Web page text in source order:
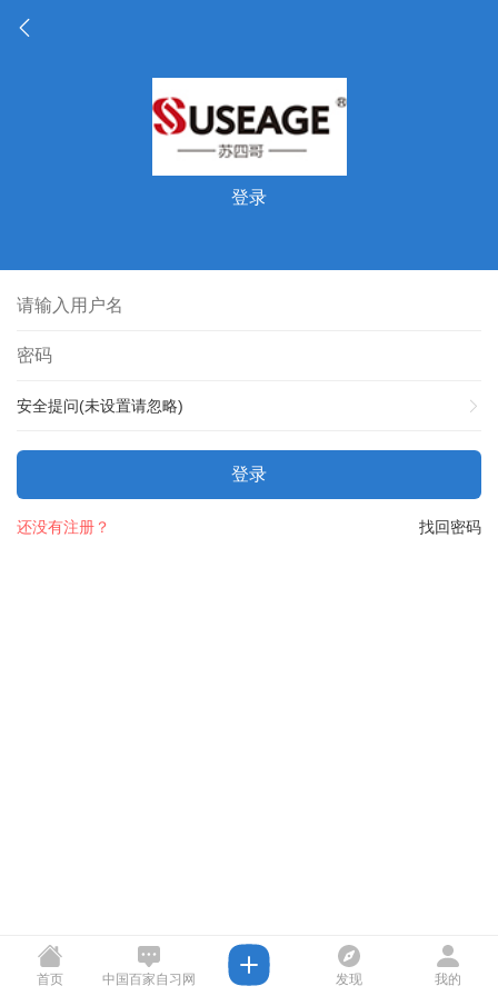
登录
安全提问(未设置请忽略)
登录
找回密码
还没有注册？
首页 中国百家自习网 发现 我的